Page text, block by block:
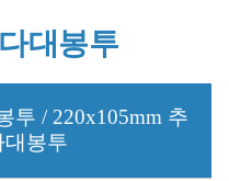
대봉투
투 / 220x105mm 추
대봉투